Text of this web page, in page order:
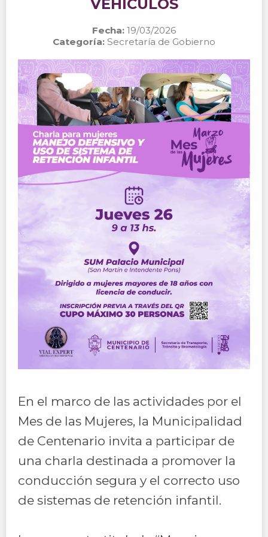
VEHÍCULOS
Fecha: 19/03/2026
Categoría: Secretaría de Gobierno
En el marco de las actividades por el
Mes de las Mujeres, la Municipalidad
de Centenario invita a participar de
una charla destinada a promover la
conducción segura y el correcto uso
de sistemas de retención infantil.